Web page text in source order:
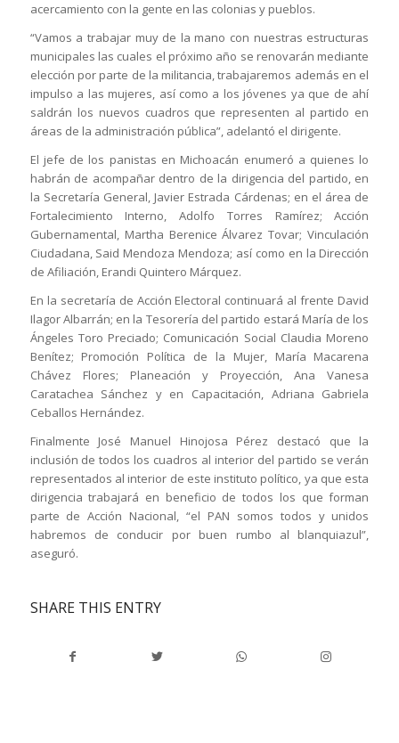
acercamiento con la gente en las colonias y pueblos.
“Vamos a trabajar muy de la mano con nuestras estructuras
municipales las cuales el próximo año se renovarán mediante
elección por parte de la militancia, trabajaremos además en el
impulso a las mujeres, así como a los jóvenes ya que de ahí
saldrán los nuevos cuadros que representen al partido en
áreas de la administración pública”, adelantó el dirigente.
El jefe de los panistas en Michoacán enumeró a quienes lo
habrán de acompañar dentro de la dirigencia del partido, en
la Secretaría General, Javier Estrada Cárdenas; en el área de
Fortalecimiento Interno, Adolfo Torres Ramírez; Acción
Gubernamental, Martha Berenice Álvarez Tovar; Vinculación
Ciudadana, Said Mendoza Mendoza; así como en la Dirección
de Afiliación, Erandi Quintero Márquez.
En la secretaría de Acción Electoral continuará al frente David
Ilagor Albarrán; en la Tesorería del partido estará María de los
Ángeles Toro Preciado; Comunicación Social Claudia Moreno
Benítez; Promoción Política de la Mujer, María Macarena
Chávez Flores; Planeación y Proyección, Ana Vanesa
Caratachea Sánchez y en Capacitación, Adriana Gabriela
Ceballos Hernández.
Finalmente José Manuel Hinojosa Pérez destacó que la
inclusión de todos los cuadros al interior del partido se verán
representados al interior de este instituto político, ya que esta
dirigencia trabajará en beneficio de todos los que forman
parte de Acción Nacional, “el PAN somos todos y unidos
habremos de conducir por buen rumbo al blanquiazul”,
aseguró.
SHARE THIS ENTRY